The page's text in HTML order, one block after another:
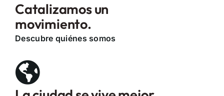
Catalizamos un
movimiento.
Descubre quiénes somos